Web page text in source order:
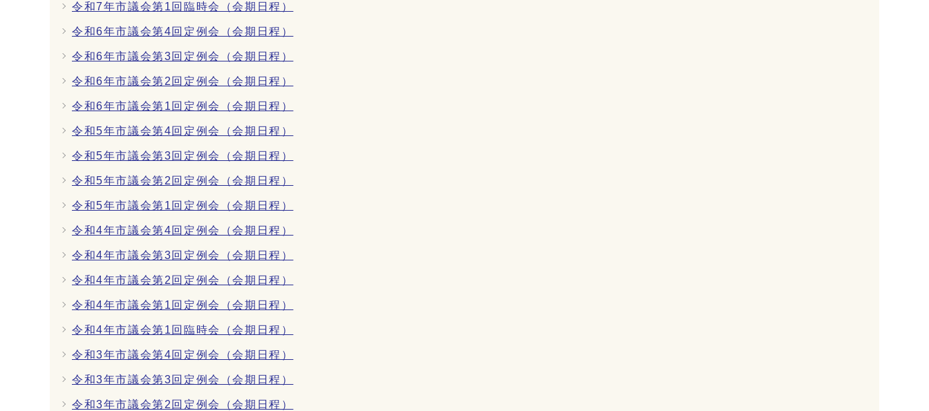
令和7年市議会第1回臨時会（会期日程）
令和6年市議会第4回定例会（会期日程）
令和6年市議会第3回定例会（会期日程）
令和6年市議会第2回定例会（会期日程）
令和6年市議会第1回定例会（会期日程）
令和5年市議会第4回定例会（会期日程）
令和5年市議会第3回定例会（会期日程）
令和5年市議会第2回定例会（会期日程）
令和5年市議会第1回定例会（会期日程）
令和4年市議会第4回定例会（会期日程）
令和4年市議会第3回定例会（会期日程）
令和4年市議会第2回定例会（会期日程）
令和4年市議会第1回定例会（会期日程）
令和4年市議会第1回臨時会（会期日程）
令和3年市議会第4回定例会（会期日程）
令和3年市議会第3回定例会（会期日程）
令和3年市議会第2回定例会（会期日程）